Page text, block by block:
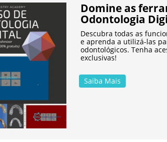
Domine as
Odontologia
Descubra todas as
e aprenda a utilizá-las
odontológicos. Tenha
exclusivas!
Saiba Mais